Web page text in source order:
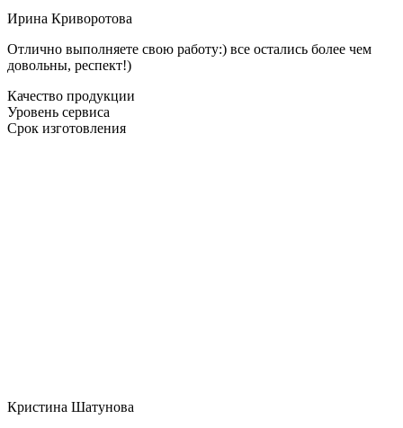
Ирина Криворотова
Отлично выполняете свою работу:) все остались более чем
довольны, респект!)
Качество продукции
Уровень сервиса
Срок изготовления
Кристина Шатунова